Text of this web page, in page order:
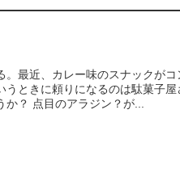
最近、カレー味のスナックがコ
うときに頼りになるのは駄菓子屋
か？ 点目のアラジン？が...